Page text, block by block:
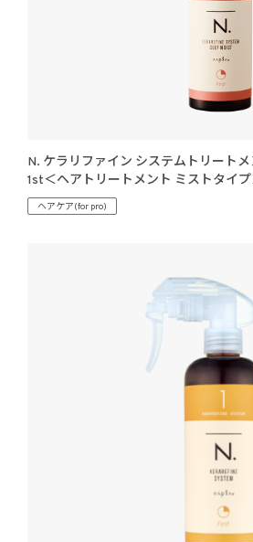
N. ケラリファイン システムトリート
1st＜ヘアトリートメント ミストタイプ
ヘアケア(for pro)